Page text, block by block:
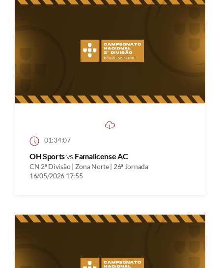
01:34:07
OH Sportsvs Famalicense AC
CN 2ª Divisão | Zona Norte | 26ª Jornada
16/05/2026 17:55